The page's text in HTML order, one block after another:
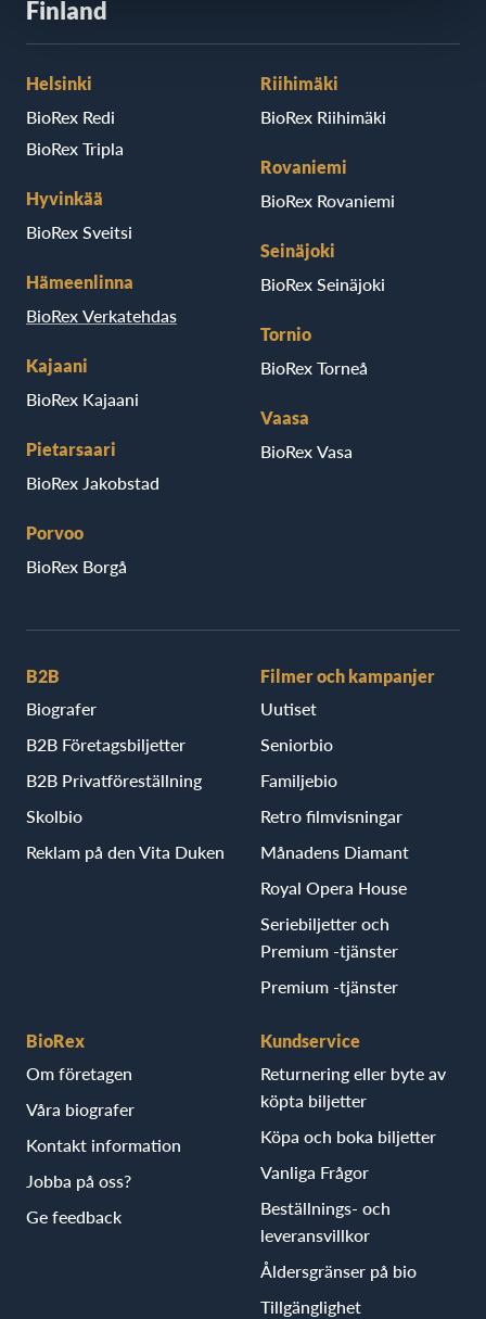
Finland
Helsinki
BioRex Redi
BioRex Tripla
Hyvinkää
BioRex Sveitsi
Hämeenlinna
BioRex Verkatehdas
Kajaani
BioRex Kajaani
Pietarsaari
BioRex Jakobstad
Porvoo
BioRex Borgå
Riihimäki
BioRex Riihimäki
Rovaniemi
BioRex Rovaniemi
Seinäjoki
BioRex Seinäjoki
Tornio
BioRex Torneå
Vaasa
BioRex Vasa
B2B
Biografer
B2B Företagsbiljetter
B2B Privatföreställning
Skolbio
Reklam på den Vita Duken
Filmer och kampanjer
Uutiset
Seniorbio
Familjebio
Retro filmvisningar
Månadens Diamant
Royal Opera House
Seriebiljetter och
Premium -tjänster
Premium -tjänster
BioRex
Om företagen
Våra biografer
Kontakt information
Jobba på oss?
Ge feedback
Kundservice
Returnering eller byte av
köpta biljetter
Köpa och boka biljetter
Vanliga Frågor
Beställnings- och
leveransvillkor
Åldersgränser på bio
Tillgänglighet